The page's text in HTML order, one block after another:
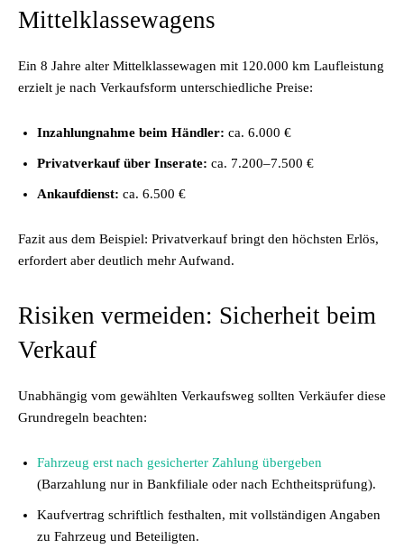
Mittelklassewagens
Ein 8 Jahre alter Mittelklassewagen mit 120.000 km Laufleistung
erzielt je nach Verkaufsform unterschiedliche Preise:
Inzahlungnahme beim Händler: ca. 6.000 €
Privatverkauf über Inserate: ca. 7.200–7.500 €
Ankaufdienst: ca. 6.500 €
Fazit aus dem Beispiel: Privatverkauf bringt den höchsten Erlös,
erfordert aber deutlich mehr Aufwand.
Risiken vermeiden: Sicherheit beim
Verkauf
Unabhängig vom gewählten Verkaufsweg sollten Verkäufer diese
Grundregeln beachten:
Fahrzeug erst nach gesicherter Zahlung übergeben
(Barzahlung nur in Bankfiliale oder nach Echtheitsprüfung).
Kaufvertrag schriftlich festhalten, mit vollständigen Angaben
zu Fahrzeug und Beteiligten.